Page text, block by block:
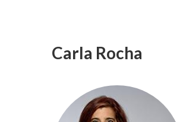
Carla Rocha